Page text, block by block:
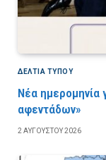
ΔΕΛΤΙΑ ΤΥΠΟΥ
Νέα ημερομηνία
αφεντάδων»
2 ΑΥΓΟΎΣΤΟΥ 2026